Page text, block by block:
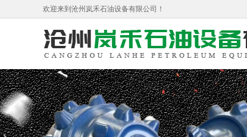
欢迎来到沧州岚禾石油设备有限公司！